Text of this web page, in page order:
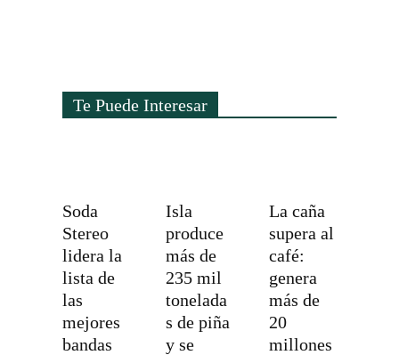
Te Puede Interesar
Soda
Stereo
lidera la
lista de
las
mejores
bandas
Isla
produce
más de
235 mil
tonelada
s de piña
y se
La caña
supera al
café:
genera
más de
20
millones